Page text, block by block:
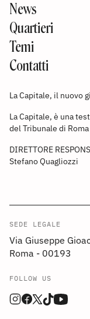
News
Quartieri
Temi
Contatti
La Capitale, il nuovo
La Capitale, è una
del Tribunale di
DIRETTORE
Stefano Quagliozzi
SEDE LEGALE
Via Giuseppe
Roma - 00193
FOLLOW US